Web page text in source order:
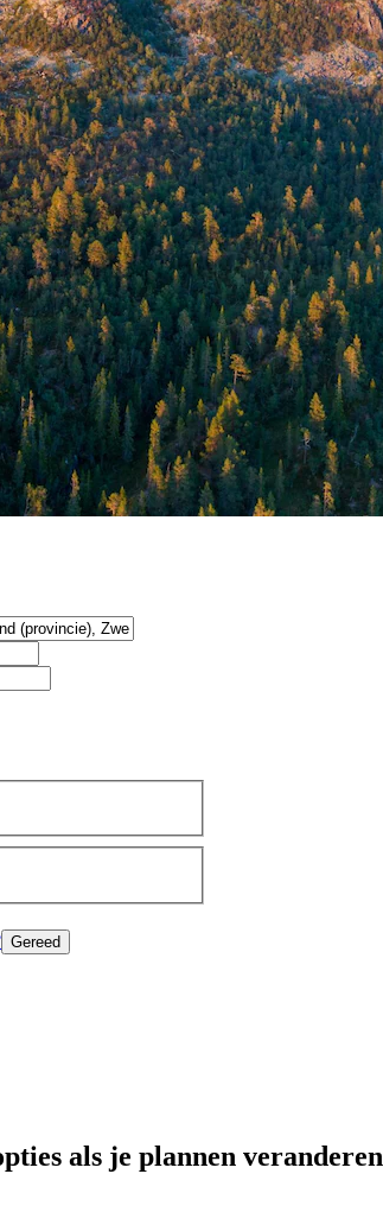
Gereed
als je plannen veranderen